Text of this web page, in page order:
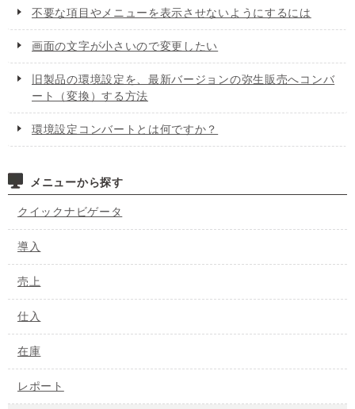
不要な項目やメニューを表示させないようにするには
画面の文字が小さいので変更したい
旧製品の環境設定を、最新バージョンの弥生販売へコンバ
ート（変換）する方法
環境設定コンバートとは何ですか？
メニューから探す
クイックナビゲータ
導入
売上
仕入
在庫
レポート